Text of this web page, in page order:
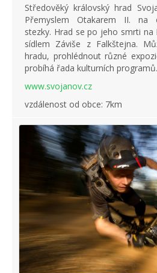
Středověký královský hrad
Přemyslem Otakarem II. na
stezky. Hrad se po jeho smrti
sídlem Záviše z Falkštejna.
hradu, prohlédnout různé
probíhá řada kulturních programů.
www.svojanov.cz
vzdálenost od obce: 7km